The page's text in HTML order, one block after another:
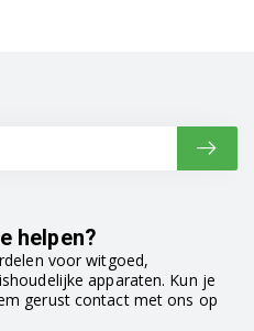
helpen?
voor witgoed,
apparaten. Kun je
gerust contact met ons op